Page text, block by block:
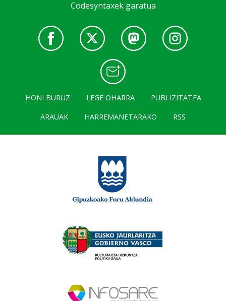
Codesyntaxek garatua
HONI BURUZ LEGE OHARRA
PUBLIZITATEA
ARAUAK
HARREMANETARAKO RSS